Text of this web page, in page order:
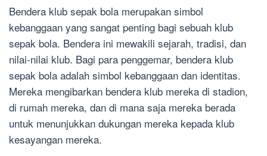
Bendera klub sepak bola merupakan simbol
kebanggaan yang sangat penting bagi sebuah klub
sepak bola. Bendera ini mewakili sejarah, tradisi, dan
nilai-nilai klub. Bagi para penggemar, bendera klub
sepak bola adalah simbol kebanggaan dan identitas.
Mereka mengibarkan bendera klub mereka di stadion,
di rumah mereka, dan di mana saja mereka berada
untuk menunjukkan dukungan mereka kepada klub
kesayangan mereka.